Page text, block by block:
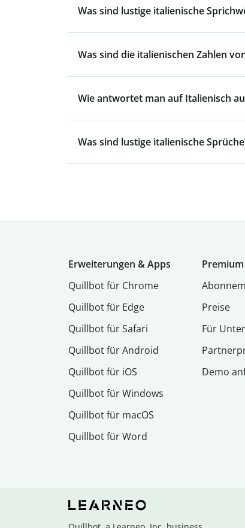
Was sind lustige italienische
Was sind die italienischen Zahlen
Wie antwortet man auf Italienisch
Was sind lustige italienische
Erweiterungen & Apps
Quillbot für Chrome
Quillbot für Edge
Quillbot für Safari
Quillbot für Android
Quillbot für iOS
Quillbot für Windows
Quillbot für macOS
Quillbot für Word
Premium
Preise
Für
Demo